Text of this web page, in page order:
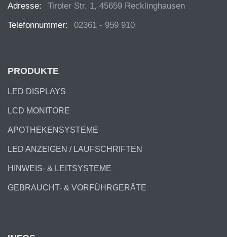
Adresse:
Tiroler Str. 1, 45659 Recklinghausen
Telefonnummer:
02361 - 959 910
PRODUKTE
LED DISPLAYS
LCD MONITORE
APOTHEKENSYSTEME
LED ANZEIGEN / LAUFSCHRIFTEN
HINWEIS- & LEITSYSTEME
GEBRAUCHT- & VORFÜHRGERÄTE